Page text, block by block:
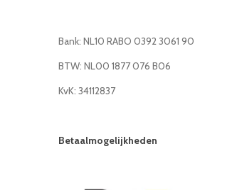
Bank: NL10 RABO 0392 3061 90
BTW: NL00 1877 076 B06
KvK: 34112837
Betaalmogelijkheden